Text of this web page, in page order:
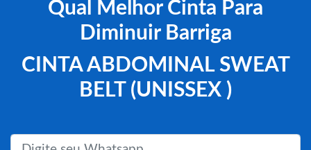
Qual Melhor Cinta Para
Diminuir Barriga
CINTA ABDOMINAL SWEAT
BELT (UNISSEX )